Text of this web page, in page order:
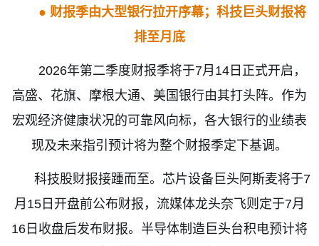
● 财报季由大型银行拉开序幕；科技巨头财报将
排至月底
2026年第二季度财报季将于7月 14 日正式开启，
高盛、花旗、摩根大通、美国银行由其打头阵。作为
宏观经济健康状况的可靠风向标，各大银行的业绩表
现及未来指引预计将为整个财报季定下基调。
科技股财报接踵而至。芯片设备巨头阿斯麦将于7
月 15 日开盘前公布财报，流媒体龙头奈飞则定于7月
16 日收盘后发布财报。半导体制造巨头台积电预计将